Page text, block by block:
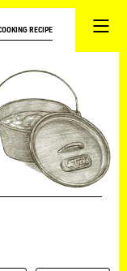
RECIPE